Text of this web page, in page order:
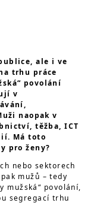
ale i ve
trhu práce
povolání
v
naopak v
těžba, ICT
Má toto
pro ženy?
nebo sektorech
mužů – tedy
mužská“ povolání,
segregací trhu